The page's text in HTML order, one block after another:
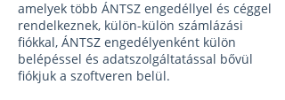
amelyek több ÁNTSZ engedéllyel és céggel
rendelkeznek, külön-külön számlázási
fiókkal, ÁNTSZ engedélyenként külön
belépéssel és adatszolgáltatással bővül
fiókjuk a szoftveren belül.